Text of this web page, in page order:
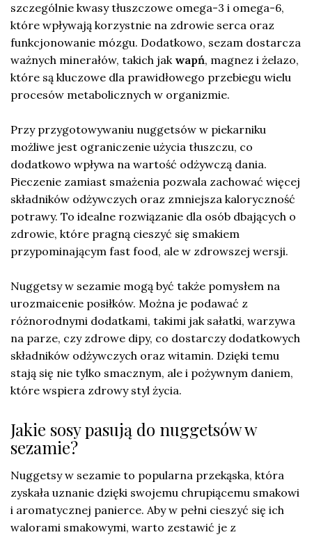
szczególnie kwasy tłuszczowe omega-3 i omega-6,
które wpływają korzystnie na zdrowie serca oraz
funkcjonowanie mózgu. Dodatkowo, sezam dostarcza
ważnych minerałów, takich jak wapń, magnez i żelazo,
które są kluczowe dla prawidłowego przebiegu wielu
procesów metabolicznych w organizmie.
Przy przygotowywaniu nuggetsów w piekarniku
możliwe jest ograniczenie użycia tłuszczu, co
dodatkowo wpływa na wartość odżywczą dania.
Pieczenie zamiast smażenia pozwala zachować więcej
składników odżywczych oraz zmniejsza kaloryczność
potrawy. To idealne rozwiązanie dla osób dbających o
zdrowie, które pragną cieszyć się smakiem
przypominającym fast food, ale w zdrowszej wersji.
Nuggetsy w sezamie mogą być także pomysłem na
urozmaicenie posiłków. Można je podawać z
różnorodnymi dodatkami, takimi jak sałatki, warzywa
na parze, czy zdrowe dipy, co dostarczy dodatkowych
składników odżywczych oraz witamin. Dzięki temu
stają się nie tylko smacznym, ale i pożywnym daniem,
które wspiera zdrowy styl życia.
Jakie sosy pasują do nuggetsów w
sezamie?
Nuggetsy w sezamie to popularna przekąska, która
zyskała uznanie dzięki swojemu chrupiącemu smakowi
i aromatycznej panierce. Aby w pełni cieszyć się ich
walorami smakowymi, warto zestawić je z